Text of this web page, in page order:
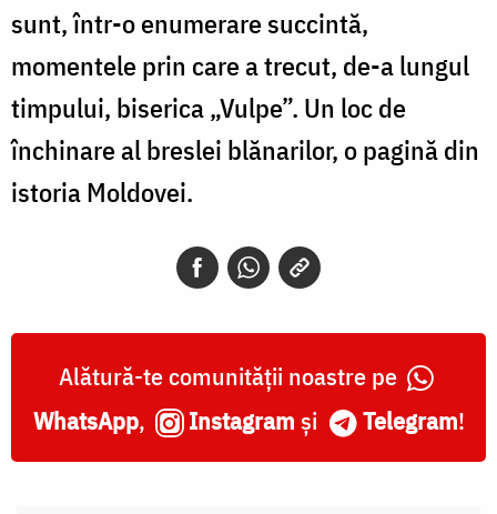
sunt, într-o enumerare succintă,
momentele prin care a trecut, de-a lungul
timpului, biserica „Vulpe”. Un loc de
închinare al breslei blănarilor, o pagină din
istoria Moldovei.
Alătură-te comunității noastre pe
WhatsApp, Instagram și Telegram!